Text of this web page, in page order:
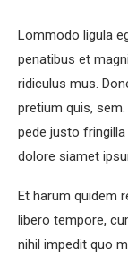
Lommodo ligula
penatibus et
ridiculus mus.
pretium quis,
pede justo
dolore siamet
Et harum quidem
libero tempore,
nihil impedit quo